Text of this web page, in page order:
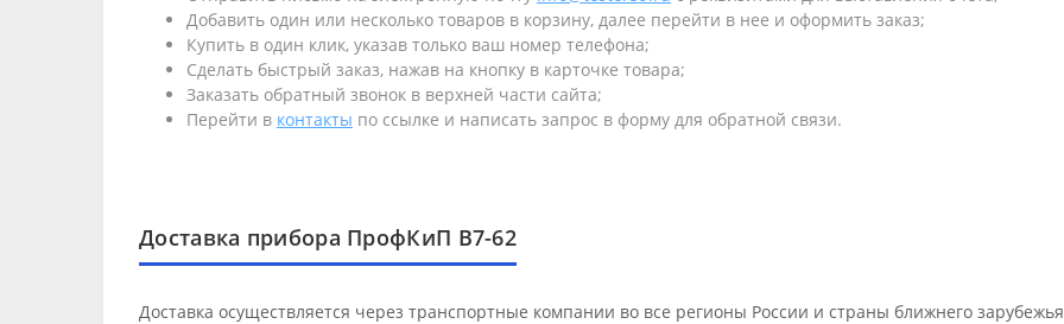
Добавить один или несколько товаров в корзину, далее перейти в нее и оформить заказ;
Купить в один клик, указав только ваш номер телефона;
Сделать быстрый заказ, нажав на кнопку в карточке товара;
Заказать обратный звонок в верхней части сайта;
Перейти в контакты по ссылке и написать запрос в форму для обратной связи.
Доставка прибора ПрофКиП В7-62
Доставка осуществляется через транспортные компании во все регионы России и страны ближнего